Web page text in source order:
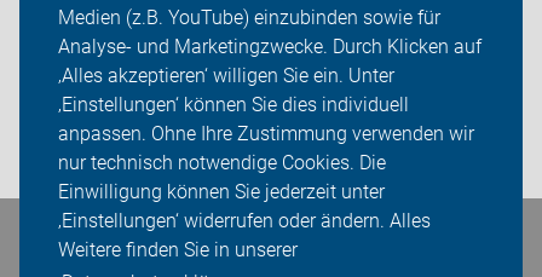
Medien (z.B. YouTube) einzubinden sowie für
Analyse- und Marketingzwecke. Durch Klicken auf
‚Alles akzeptieren‘ willigen Sie ein. Unter
‚Einstellungen‘ können Sie dies individuell
anpassen. Ohne Ihre Zustimmung verwenden wir
nur technisch notwendige Cookies. Die
Einwilligung können Sie jederzeit unter
‚Einstellungen‘ widerrufen oder ändern. Alles
Weitere finden Sie in unserer
ADFC Erfurt
Sei dabei
Login
Bleiben Sie in Kontakt